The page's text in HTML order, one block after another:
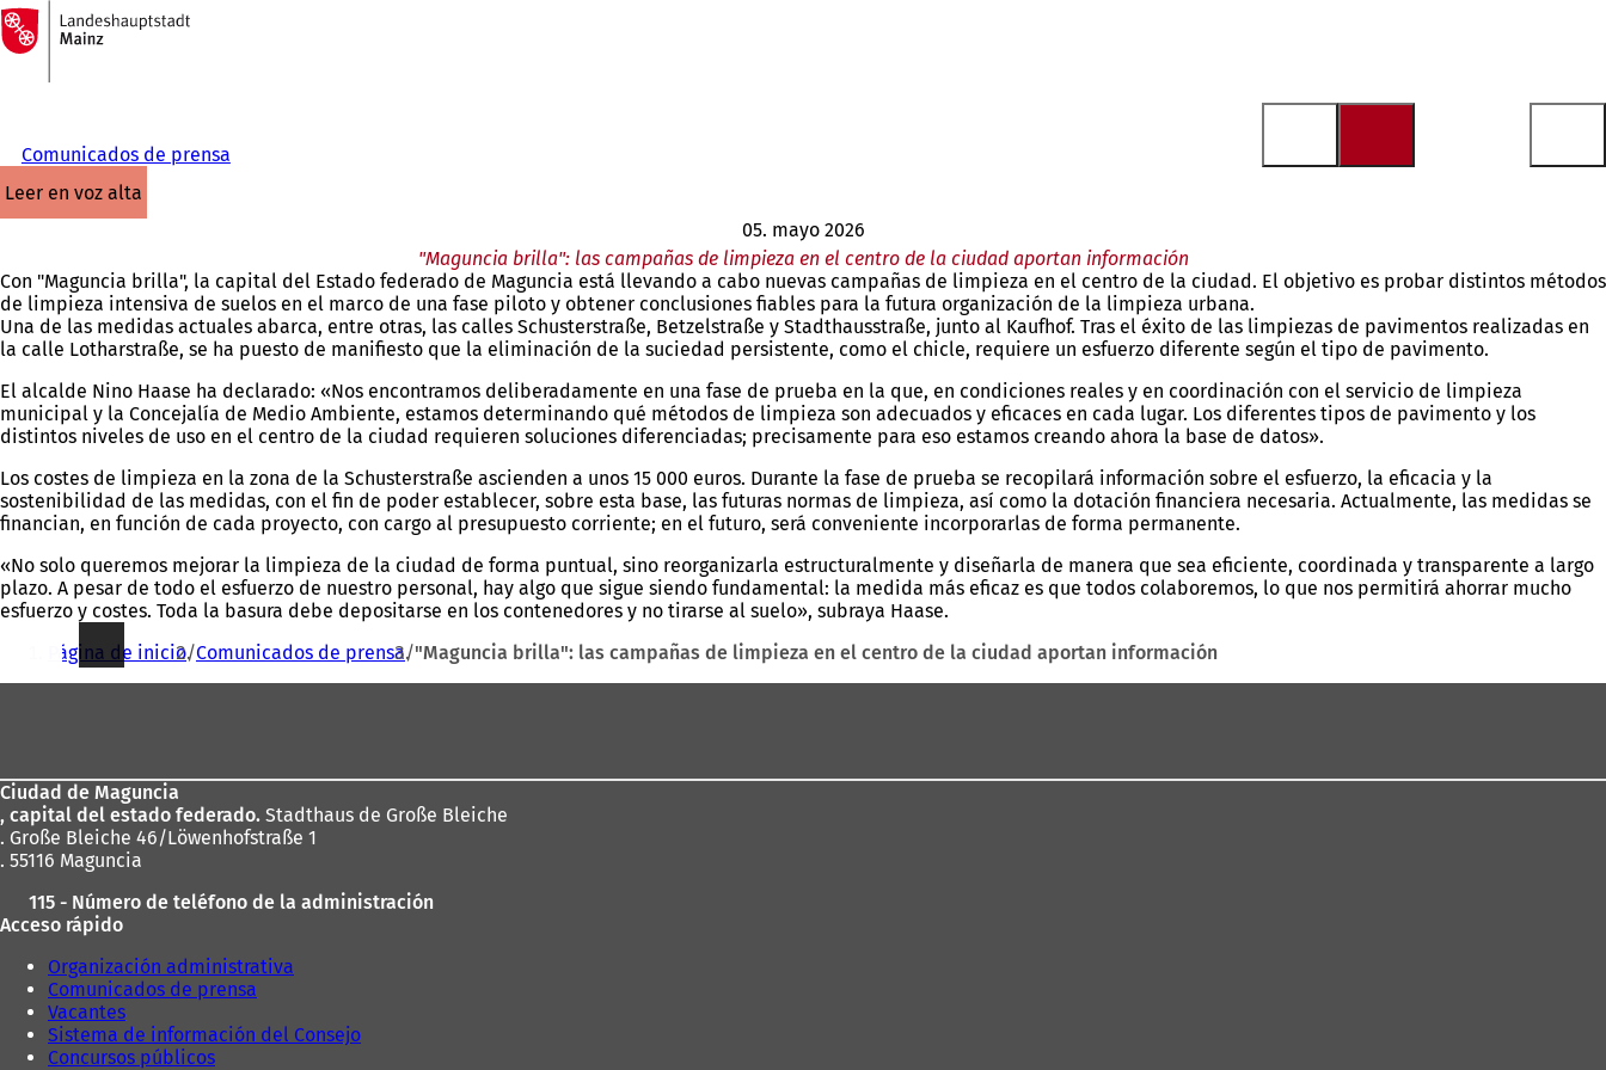
Saltar al contenido
A
la
página
Comunicados de prensa
leer en voz alta
05. mayo 2026
"Maguncia brilla": las campañas de limpieza en el centro de la ciudad aportan información
Con "Maguncia brilla", la capital del Estado federado de Maguncia está llevando a cabo nuevas campañas de limpieza en el centro de la ciudad. El objetivo es probar distintos métodos
de limpieza intensiva de suelos en el marco de una fase piloto y obtener conclusiones fiables para la futura organización de la limpieza urbana.
Una de las medidas actuales abarca, entre otras, las calles Schusterstraße, Betzelstraße y Stadthausstraße, junto al Kaufhof. Tras el éxito de las limpiezas de pavimentos realizadas en
la calle Lotharstraße, se ha puesto de manifiesto que la eliminación de la suciedad persistente, como el chicle, requiere un esfuerzo diferente según el tipo de pavimento.
El alcalde Nino Haase ha declarado: «Nos encontramos deliberadamente en una fase de prueba en la que, en condiciones reales y en coordinación con el servicio de limpieza
municipal y la Concejalía de Medio Ambiente, estamos determinando qué métodos de limpieza son adecuados y eficaces en cada lugar. Los diferentes tipos de pavimento y los
distintos niveles de uso en el centro de la ciudad requieren soluciones diferenciadas; precisamente para eso estamos creando ahora la base de datos».
Los costes de limpieza en la zona de la Schusterstraße ascienden a unos 15 000 euros. Durante la fase de prueba se recopilará información sobre el esfuerzo, la eficacia y la
sostenibilidad de las medidas, con el fin de poder establecer, sobre esta base, las futuras normas de limpieza, así como la dotación financiera necesaria. Actualmente, las medidas se
financian, en función de cada proyecto, con cargo al presupuesto corriente; en el futuro, será conveniente incorporarlas de forma permanente.
«No solo queremos mejorar la limpieza de la ciudad de forma puntual, sino reorganizarla estructuralmente y diseñarla de manera que sea eficiente, coordinada y transparente a largo
plazo. A pesar de todo el esfuerzo de nuestro personal, hay algo que sigue siendo fundamental: la medida más eficaz es que todos colaboremos, lo que nos permitirá ahorrar mucho
esfuerzo y costes. Toda la basura debe depositarse en los contenedores y no tirarse al suelo», subraya Haase.
Estás
aquí:
Página de inicio Comunicados de prensa "Maguncia brilla": las campañas de limpieza en el centro de la ciudad aportan información
pies
Ciudad de Maguncia
, capital del estado federado. Stadthaus de Große Bleiche
. Große Bleiche 46/Löwenhofstraße 1
. 55116 Maguncia
115 - Número de teléfono de la administración
Acceso rápido
Organización administrativa
Comunicados de prensa
Vacantes
Sistema de información del Consejo
Concursos públicos